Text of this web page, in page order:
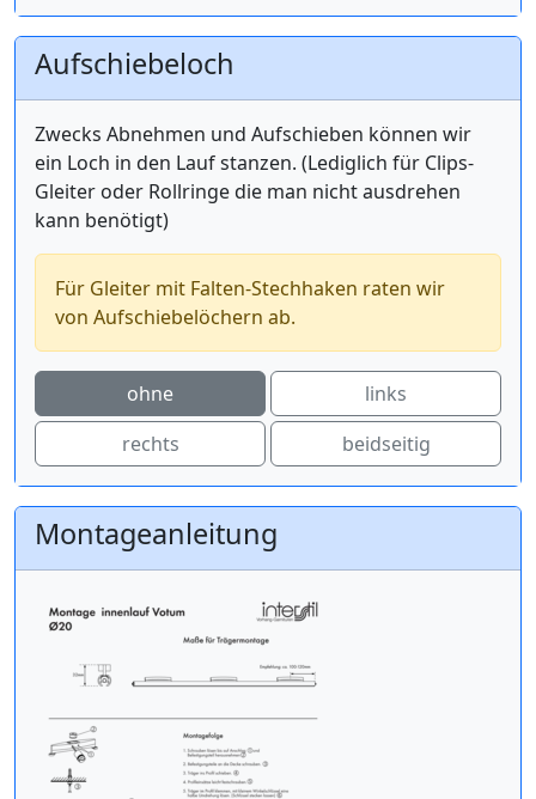
Aufschiebeloch
Zwecks Abnehmen und Aufschieben können wir
ein Loch in den Lauf stanzen. (Lediglich für Clips-
Gleiter oder Rollringe die man nicht ausdrehen
kann benötigt)
Für Gleiter mit Falten-Stechhaken raten wir
von Aufschiebelöchern ab.
ohne
links
rechts
beidseitig
Montageanleitung